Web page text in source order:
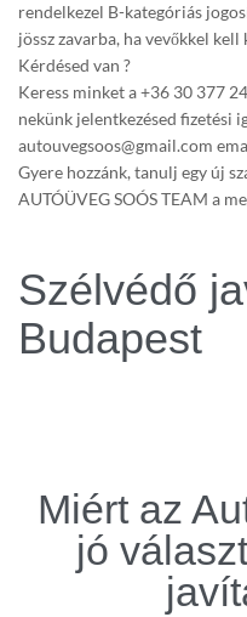
rendelkezel B-kategóriás
jössz zavarba, ha vevőkkel
Kérdésed van ?
Keress minket a +36 30 377
nekünk jelentkezésed fizetési
autouvegsoos@gmail.com
Gyere hozzánk, tanulj egy új
AUTÓÜVEG SOÓS TEAM a
Szélvédő
Budapest
Miért az
jó